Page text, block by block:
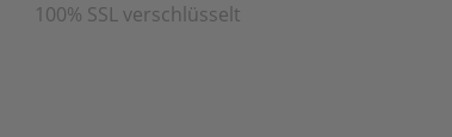
100% SSL verschlüsselt